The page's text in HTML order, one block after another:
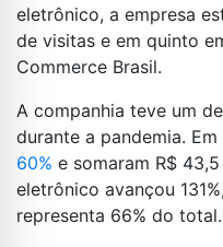
eletrônico, a empresa
de visitas e em quinto
Commerce Brasil.
A companhia teve um
durante a pandemia.
60% e somaram R$
eletrônico avançou
representa 66% do total.